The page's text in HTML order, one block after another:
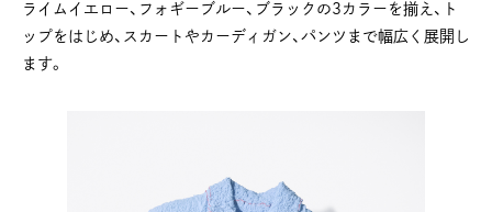
ライムイエロー、フォギーブルー、ブラックの3カラーを揃え、ト
ップをはじめ、スカートやカーディガン、パンツまで幅広く展開し
ます。